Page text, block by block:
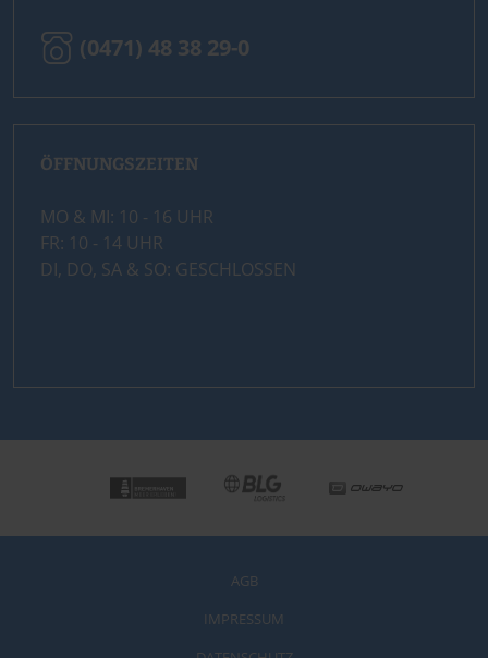
(0471) 48 38 29-0
ÖFFNUNGSZEITEN
MO & MI: 10 - 16 UHR
FR: 10 - 14 UHR
DI, DO, SA & SO: GESCHLOSSEN
AGB
IMPRESSUM